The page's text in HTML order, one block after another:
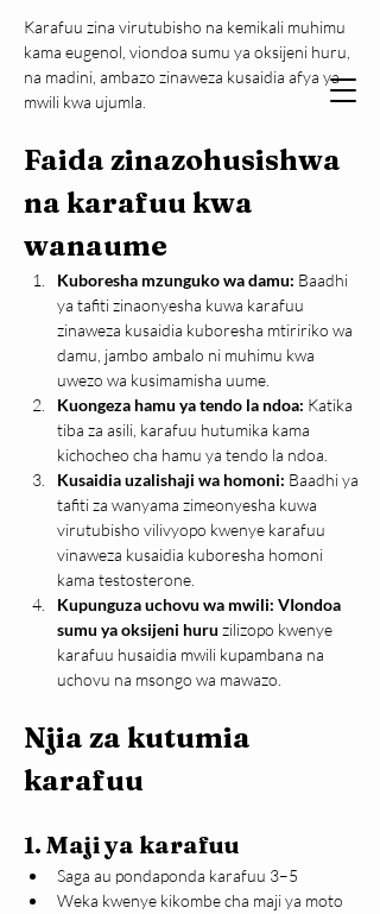
Karafuu zina virutubisho na kemikali muhimu
kama eugenol, viondoa sumu ya oksijeni huru,
na madini, ambazo zinaweza kusaidia afya ya
mwili kwa ujumla.
Faida zinazohusishwa
na karafuu kwa
wanaume
Kuboresha mzunguko wa damu: Baadhi
ya tafiti zinaonyesha kuwa karafuu
zinaweza kusaidia kuboresha mtiririko wa
damu, jambo ambalo ni muhimu kwa
uwezo wa kusimamisha uume.
Kuongeza hamu ya tendo la ndoa: Katika
tiba za asili, karafuu hutumika kama
kichocheo cha hamu ya tendo la ndoa.
Kusaidia uzalishaji wa homoni: Baadhi ya
tafiti za wanyama zimeonyesha kuwa
virutubisho vilivyopo kwenye karafuu
vinaweza kusaidia kuboresha homoni
kama testosterone.
Kupunguza uchovu wa mwili: VIondoa
sumu ya oksijeni huru zilizopo kwenye
karafuu husaidia mwili kupambana na
uchovu na msongo wa mawazo.
Njia za kutumia
karafuu
1. Maji ya karafuu
Saga au pondaponda karafuu 3–5
Weka kwenye kikombe cha maji ya moto